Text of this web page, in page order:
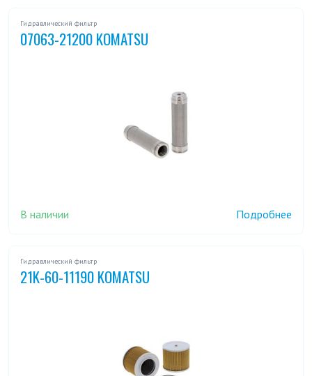
Гидравлический фильтр
07063-21200 KOMATSU
В наличии Подробнее
Гидравлический фильтр
21K-60-11190 KOMATSU